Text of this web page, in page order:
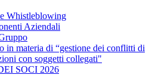
Whistleblowing
Aziendali
in materia di “gestione dei conflitti di
con soggetti collegati"
SOCI 2026